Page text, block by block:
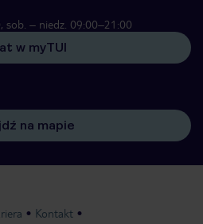
sob. – niedz. 09:00–21:00
w myTUI
na mapie
Kontakt